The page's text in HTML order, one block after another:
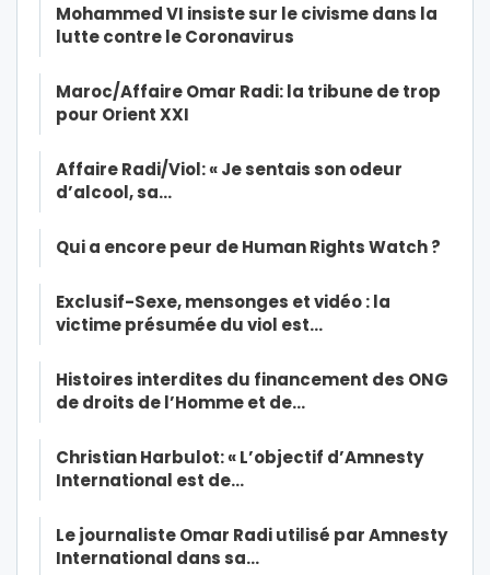
Mohammed VI insiste sur le civisme dans la
lutte contre le Coronavirus
Maroc/Affaire Omar Radi: la tribune de trop
pour Orient XXI
Affaire Radi/Viol: « Je sentais son odeur
d’alcool, sa…
Qui a encore peur de Human Rights Watch ?
Exclusif-Sexe, mensonges et vidéo : la
victime présumée du viol est…
Histoires interdites du financement des ONG
de droits de l’Homme et de…
Christian Harbulot: « L’objectif d’Amnesty
International est de…
Le journaliste Omar Radi utilisé par Amnesty
International dans sa…